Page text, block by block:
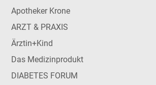
Apotheker Krone
ARZT & PRAXIS
Ärztin+Kind
Das Medizinprodukt
DIABETES FORUM